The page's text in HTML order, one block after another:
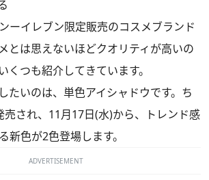
ーイレブン限定販売のコスメブランド
とは思えないほどクオリティが高いの
くつも紹介してきています。
たいのは、単色アイシャドウです。ち
売され、11月17日(水)から、トレンド感
新色が2色登場します。
ADVERTISEMENT